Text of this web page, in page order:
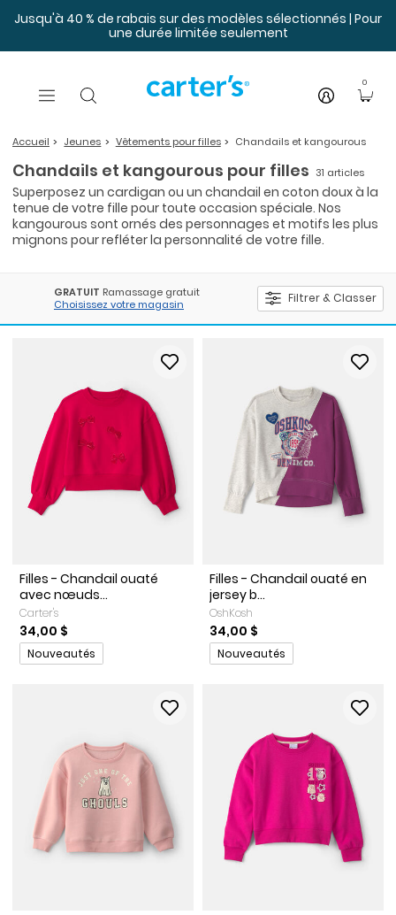
Jusqu'à 40 % de rabais sur des modèles sélectionnés | Pour
une durée limitée seulement
0
Accueil Jeunes Vêtements pour filles Chandails et kangourous
Chandails et kangourous pour filles 31 articles
Superposez un cardigan ou un chandail en coton doux à la
tenue de votre fille pour toute occasion spéciale. Nos
kangourous sont ornés des personnages et motifs les plus
mignons pour refléter la personnalité de votre fille.
GRATUIT Ramassage gratuit
Choisissez votre magasin
Filtrer & Classer
Filles - Chandail ouaté
avec nœuds...
Carter's
34,00 $
Promotions
Nouveautés
Filles - Chandail ouaté en
jersey b...
OshKosh
34,00 $
Promotions
Nouveautés